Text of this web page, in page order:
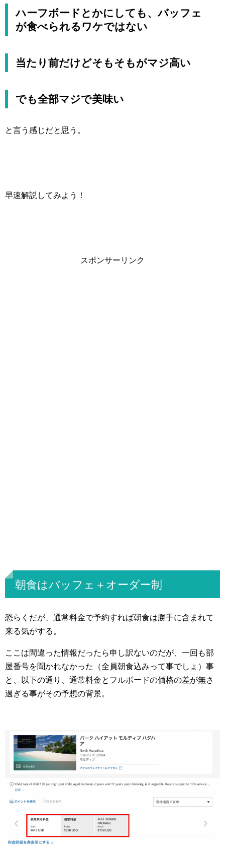
ハーフボードとかにしても、バッフェ
が食べられるワケではない
当たり前だけどそもそもがマジ高い
でも全部マジで美味い
と言う感じだと思う。
早速解説してみよう！
スポンサーリンク
朝食はバッフェ＋オーダー制
恐らくだが、通常料金で予約すれば朝食は勝手に含まれて
来る気がする。
ここは間違った情報だったら申し訳ないのだが、一回も部
屋番号を聞かれなかった（全員朝食込みって事でしょ）事
と、以下の通り、通常料金とフルボードの価格の差が無さ
過ぎる事がその予想の背景。